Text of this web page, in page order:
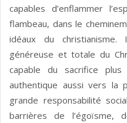
capables d’enflammer
flambeau, dans le
idéaux du christianisme.
généreuse et totale du
capable du sacrifice
authentique aussi vers la
grande responsabilité
barrières de l’égoïsme,